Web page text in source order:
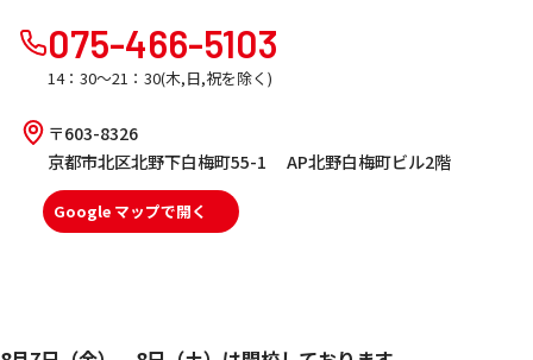
075-466-5103
14：30～21：30(木,日,祝を除く)
〒603-8326
京都市北区北野下白梅町55-1 AP北野白梅町ビル2階
Google マップで開く